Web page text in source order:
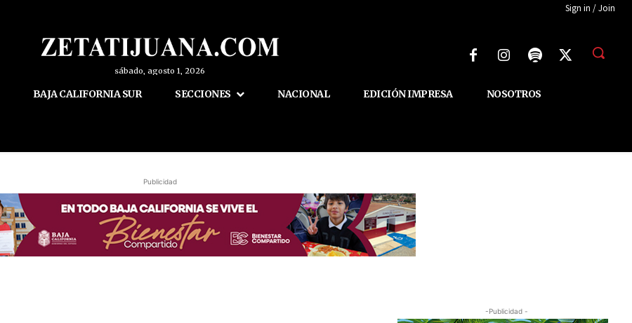
Sign in / Join
sábado, agosto 1, 2026
BAJA CALIFORNIA SUR SECCIONES NACIONAL EDICIÓN IMPRESA NOSOTROS
Publicidad
-Publicidad -